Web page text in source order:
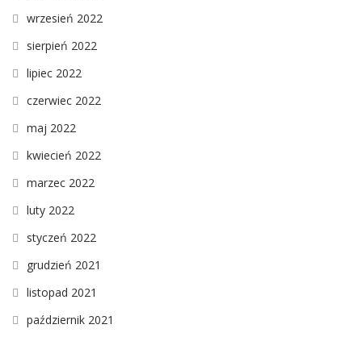
wrzesień 2022
sierpień 2022
lipiec 2022
czerwiec 2022
maj 2022
kwiecień 2022
marzec 2022
luty 2022
styczeń 2022
grudzień 2021
listopad 2021
październik 2021